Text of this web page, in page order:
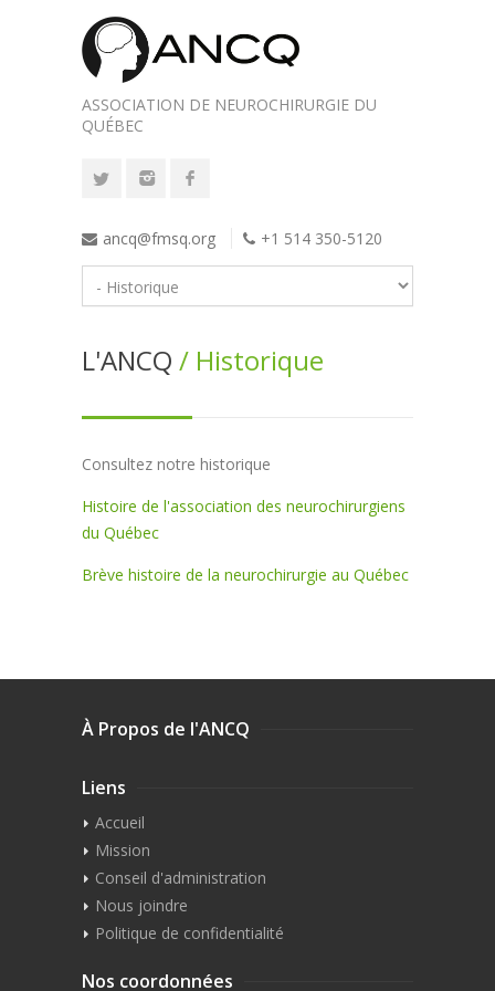
ASSOCIATION DE NEUROCHIRURGIE DU
QUÉBEC
ancq@fmsq.org +1 514 350-5120
L'ANCQ / Historique
Consultez notre historique
Histoire de l'association des neurochirurgiens
du Québec
Brève histoire de la neurochirurgie au Québec
À Propos de l'ANCQ
Liens
Accueil
Mission
Conseil d'administration
Nous joindre
Politique de confidentialité
Nos coordonnées